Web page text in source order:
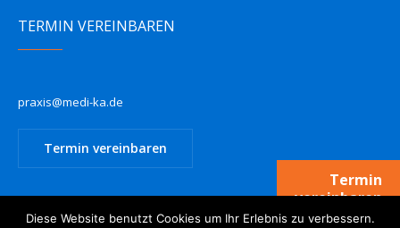
TERMIN VEREINBAREN
praxis@medi-ka.de
Termin vereinbaren
Termin
vereinbaren
Diese Website benutzt Cookies um Ihr Erlebnis zu verbessern.